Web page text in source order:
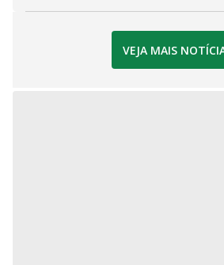
VEJA MAIS